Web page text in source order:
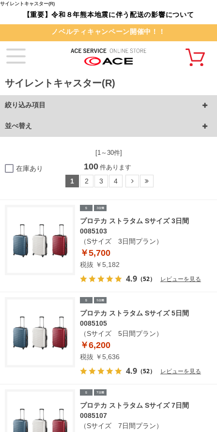
サイレントキャスター(R)
【重要】令和８年熊本地震に伴う配送の影響について
ノベルティキャンペーン開催中！！
サイレントキャスター(R)
絞り込み項目
並べ替え
[1～30件]
100 件あります
1 2 3 4
在庫あり
プロテカ ストラタム Sサイズ 3日間
0085103
（Sサイズ 3日間プラン）
￥5,700
税抜 ￥5,182
4.9 （52） レビューを見る
プロテカ ストラタム Sサイズ 5日間
0085105
（Sサイズ 5日間プラン）
￥6,200
税抜 ￥5,636
4.9 （52） レビューを見る
プロテカ ストラタム Sサイズ 7日間
0085107
（Sサイズ 7日間プラン）